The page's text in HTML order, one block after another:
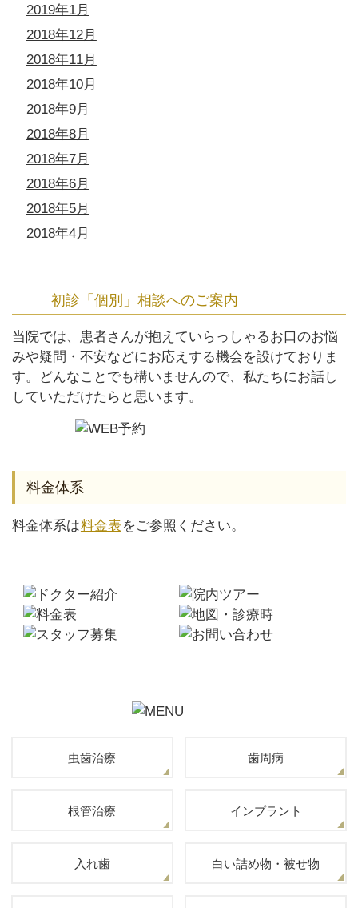
2019年1月
2018年12月
2018年11月
2018年10月
2018年9月
2018年8月
2018年7月
2018年6月
2018年5月
2018年4月
初診「個別」相談へのご案内
当院では、患者さんが抱えていらっしゃるお口のお悩
みや疑問・不安などにお応えする機会を設けておりま
す。どんなことでも構いませんので、私たちにお話し
していただけたらと思います。
料金体系
料金体系は料金表 をご参照ください。
虫歯治療 歯周病
根管治療 インプラント
入れ歯 白い詰め物・被せ物